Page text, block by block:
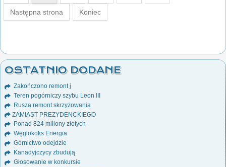
Następna strona Koniec
OSTATNIO DODANE
Zakończono remont j
Teren pogórniczy szybu Leon III
Rusza remont skrzyżowania
ZAMIAST PREZYDENCKIEGO
Ponad 824 miliony złotych
Węglokoks Energia
Górnictwo odejdzie
Kanadyjczycy zbudują
Głosowanie w konkursie